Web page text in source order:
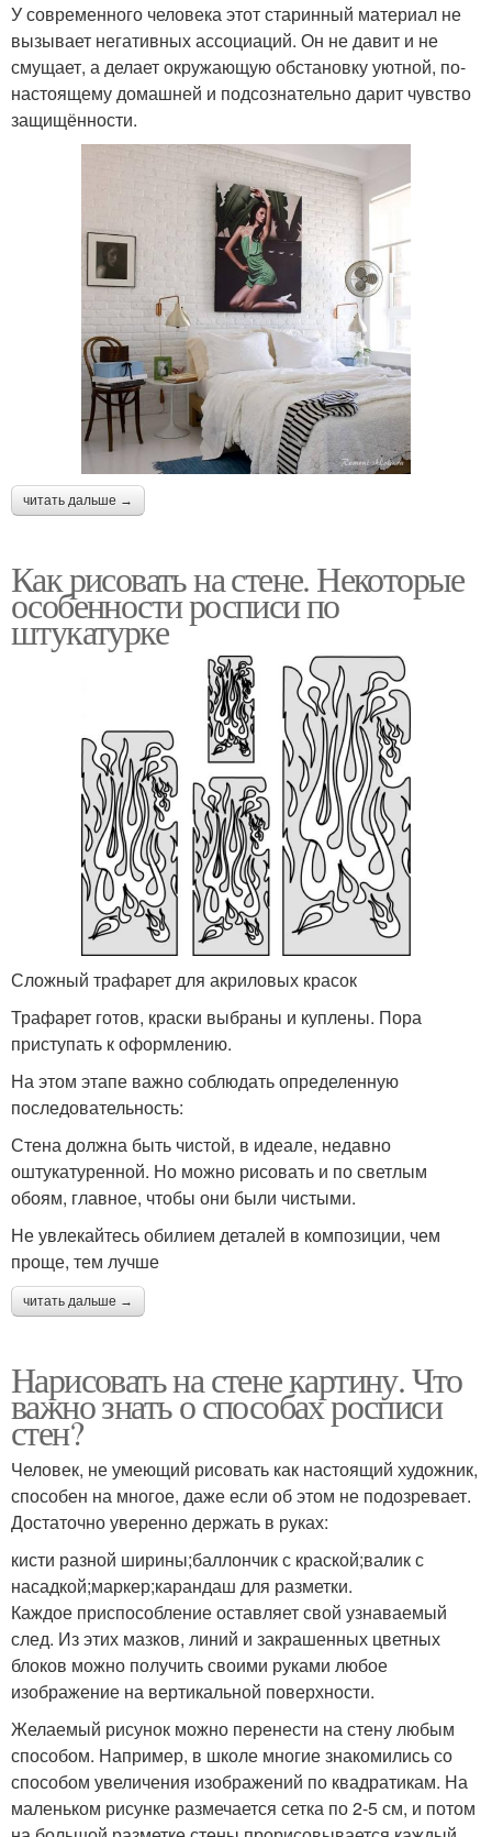
У современного человека этот старинный материал не
вызывает негативных ассоциаций. Он не давит и не
смущает, а делает окружающую обстановку уютной, по-
настоящему домашней и подсознательно дарит чувство
защищённости.
читать дальше →
Как рисовать на стене. Некоторые
особенности росписи по
штукатурке
Сложный трафарет для акриловых красок
Трафарет готов, краски выбраны и куплены. Пора
приступать к оформлению.
На этом этапе важно соблюдать определенную
последовательность:
Стена должна быть чистой, в идеале, недавно
оштукатуренной. Но можно рисовать и по светлым
обоям, главное, чтобы они были чистыми.
Не увлекайтесь обилием деталей в композиции, чем
проще, тем лучше
читать дальше →
Нарисовать на стене картину. Что
важно знать о способах росписи
стен?
Человек, не умеющий рисовать как настоящий художник,
способен на многое, даже если об этом не подозревает.
Достаточно уверенно держать в руках:
кисти разной ширины;баллончик с краской;валик с
насадкой;маркер;карандаш для разметки.
Каждое приспособление оставляет свой узнаваемый
след. Из этих мазков, линий и закрашенных цветных
блоков можно получить своими руками любое
изображение на вертикальной поверхности.
Желаемый рисунок можно перенести на стену любым
способом. Например, в школе многие знакомились со
способом увеличения изображений по квадратикам. На
маленьком рисунке размечается сетка по 2-5 см, и потом